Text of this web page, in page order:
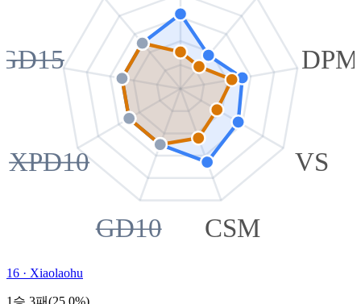
DPM
VS
CSM
GD10
XPD10
16 · Xiaolaohu
1승 3패(25.0%)